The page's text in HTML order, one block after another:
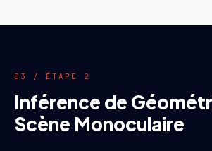
03 / ÉTAPE 2
Inférence de
Scène Monoculaire